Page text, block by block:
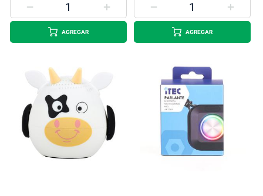
AGREGAR AGREGAR